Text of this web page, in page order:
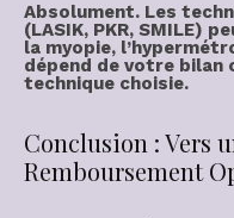
Absolument. Les
(LASIK, PKR, SMILE)
la myopie,
dépend de votre bilan
technique choisie.
Conclusion : Vers
Remboursement